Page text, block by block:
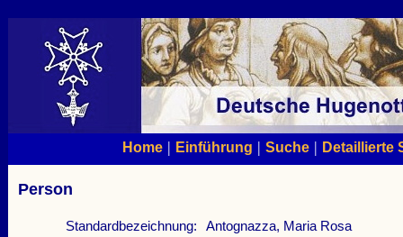
Home| Einführung | Suche| Detaillierte
Person
Standardbezeichnung:
Antognazza, Maria Rosa